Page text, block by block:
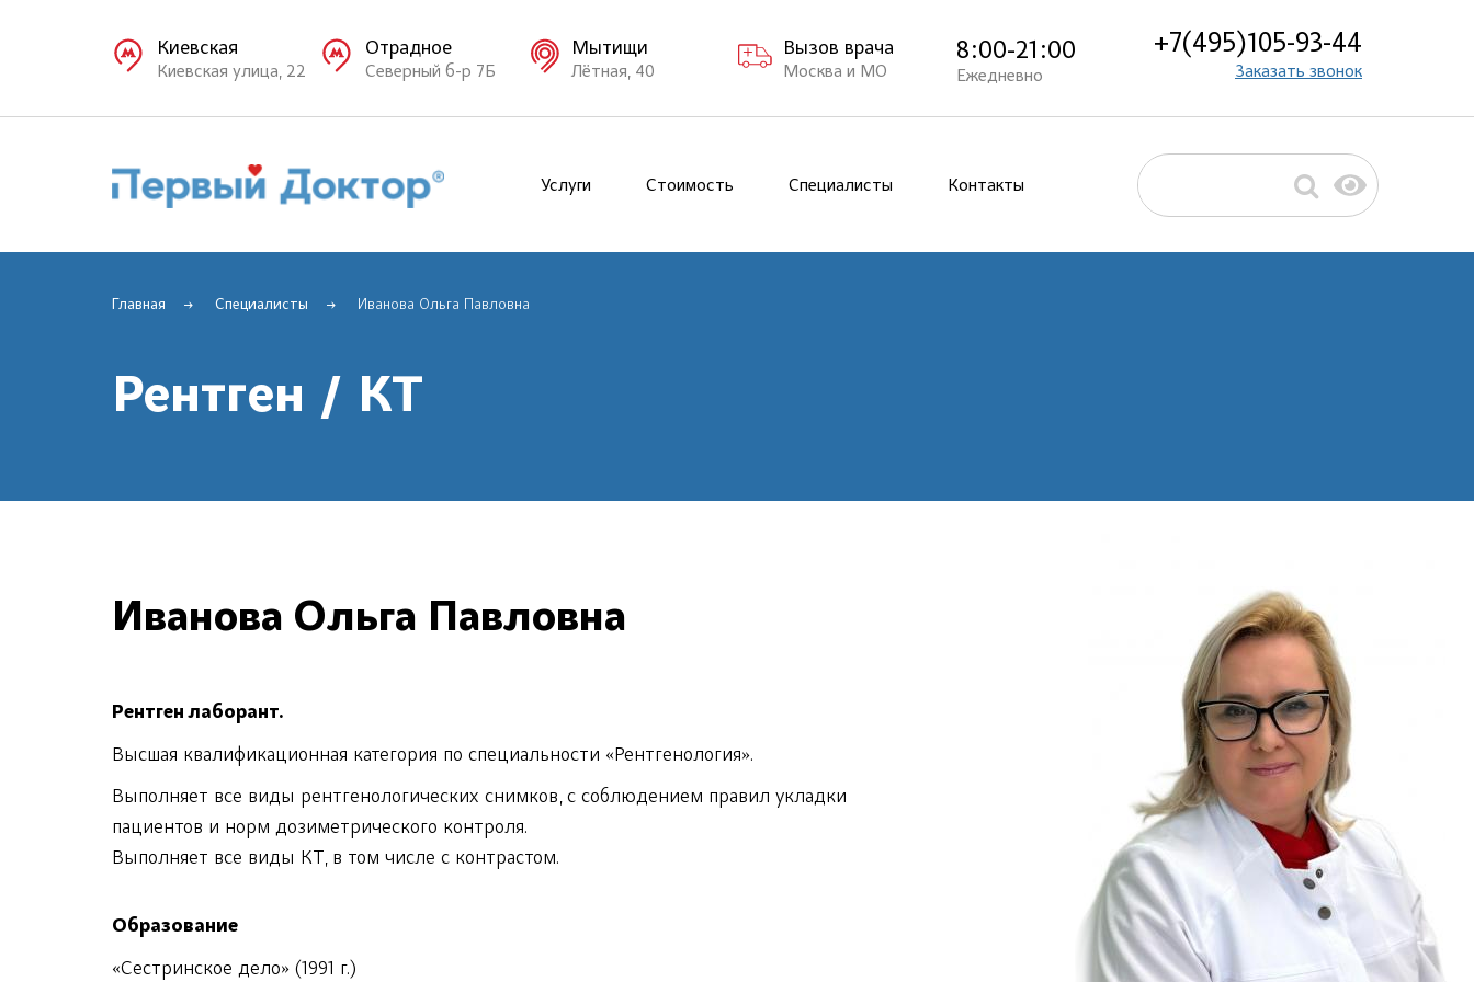
Киевская
Киевская улица, 22
Отрадное
Северный б-р 7Б
Мытищи
Лётная, 40
Вызов врача
Москва и МО
8:00-21:00
Ежедневно
+7(495)105-93-44
Заказать звонок
Услуги Стоимость Специалисты Контакты
Главная Специалисты Иванова Ольга Павловна
Рентген / КТ
Иванова Ольга Павловна
Рентген лаборант.
Высшая квалификационная категория по специальности «Рентгенология».
Выполняет все виды рентгенологических снимков, с соблюдением правил укладки
пациентов и норм дозиметрического контроля.
Выполняет все виды КТ, в том числе с контрастом.
Образование
«Сестринское дело» (1991 г.)